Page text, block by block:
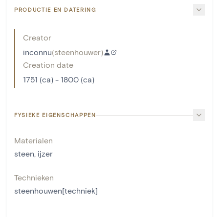
PRODUCTIE EN DATERING
Creator
inconnu(steenhouwer)
Creation date
1751 (ca) - 1800 (ca)
FYSIEKE EIGENSCHAPPEN
Materialen
steen, ijzer
Technieken
steenhouwen[techniek]